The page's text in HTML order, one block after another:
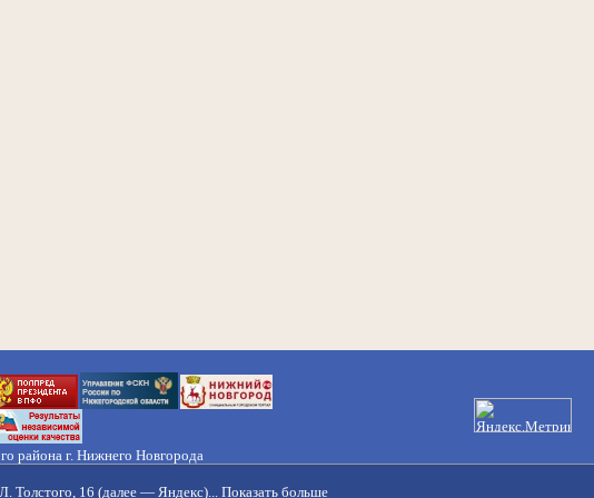
района г. Нижнего Новгорода
данных
Толстого, 16 (далее — Яндекс)... Показать больше